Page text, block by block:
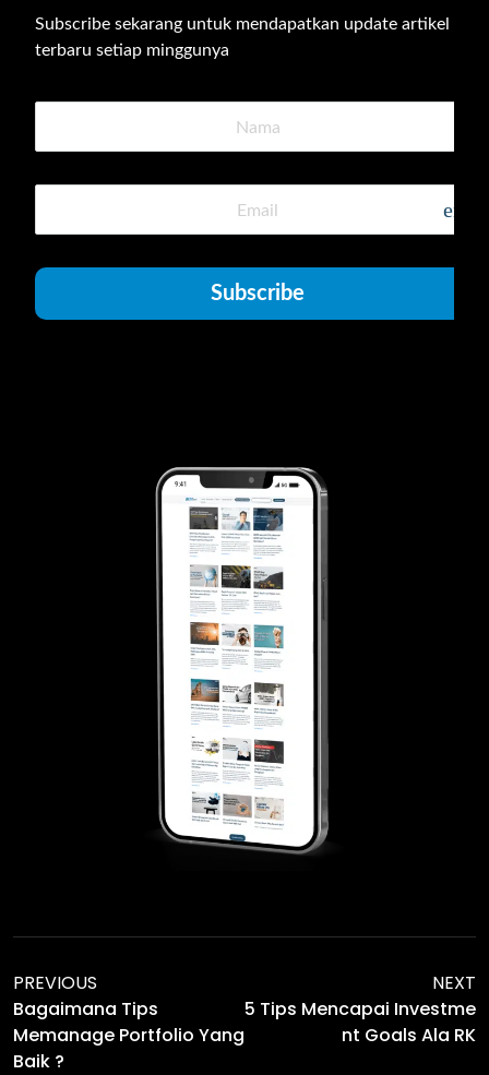
Subscribe sekarang untuk mendapatkan update artikel
terbaru setiap minggunya
Subscribe
PREVIOUS
Bagaimana Tips
Memanage Portfolio Yang
Baik ?
NEXT
5 Tips Mencapai Investme
Nt Goals Ala RK